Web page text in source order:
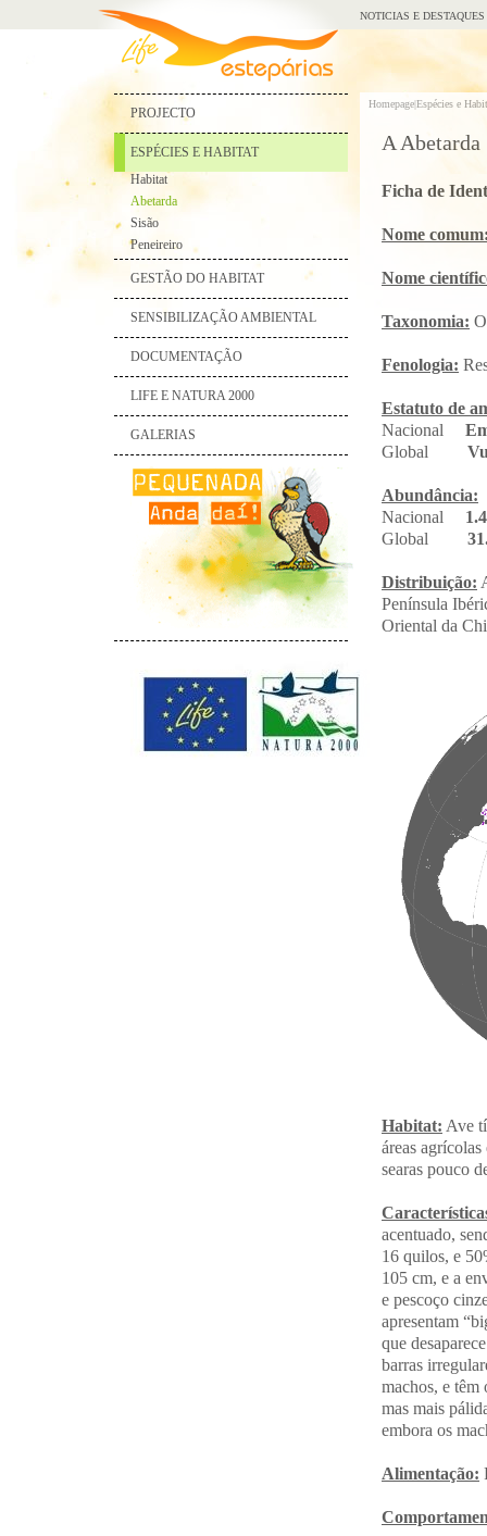
PROJECTO
ESPÉCIES E HABITAT
Habitat
Abetarda
Sisão
Peneireiro
GESTÃO DO HABITAT
SENSIBILIZAÇÃO AMBIENTAL
DOCUMENTAÇÃO
LIFE E NATURA 2000
GALERIAS
NOTICIAS E DESTAQUES
Homepage|Espécies e
A Abetarda
Ficha de
Nome
Nome
Taxonomia:
Fenologia:
Estatuto de
Nacional
Global
Abundância:
Nacional
Global
Distribuição:
Península
Oriental da
Habitat: Ave
áreas
searas pouco
acentuado,
16 quilos, e
105 cm, e a
e pescoço
apresentam
que
barras
machos, e têm
mas mais
embora os
Alimentação: